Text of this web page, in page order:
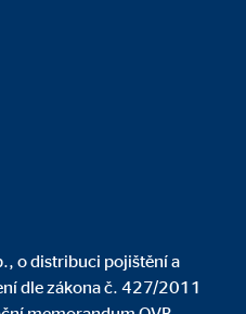
o distribuci pojištění a
dle zákona č. 427/2011